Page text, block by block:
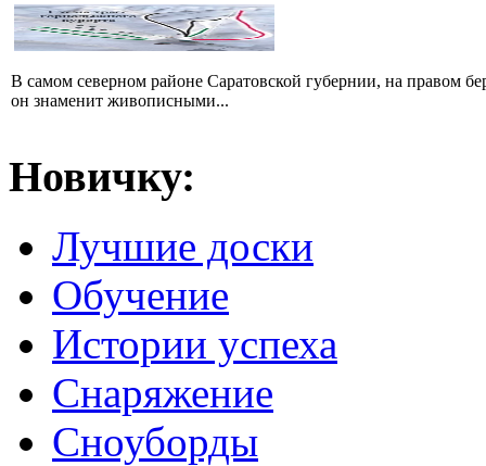
В самом северном районе Саратовской губернии, на правом
он знаменит живописными...
Новичку:
Лучшие доски
Обучение
Истории успеха
Снаряжение
Сноуборды